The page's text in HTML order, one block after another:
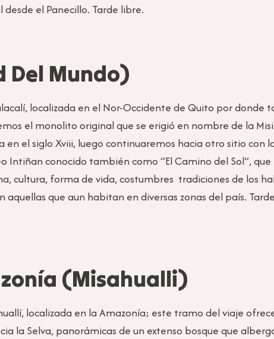
el Panecillo. Tarde libre.
Del Mundo)
localizada en el Nor-Occidente de Quito por donde
el monolito original que se erigió en nombre de la
el siglo Xviii, luego continuaremos hacia otro sitio con la
Intiñan conocido también como ”El Camino del Sol”,
cultura, forma de vida, costumbres tradiciones de los
que aun habitan en diversas zonas del país.
(Misahualli)
localizada en la Amazonía; este tramo del viaje
la Selva, panorámicas de un extenso bosque que